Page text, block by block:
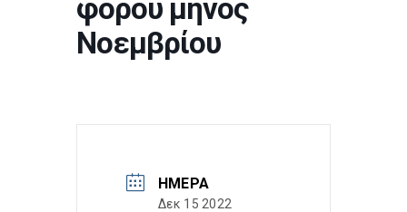
φόρου μηνός
Νοεμβρίου
ΗΜΈΡΑ
Δεκ 15 2022